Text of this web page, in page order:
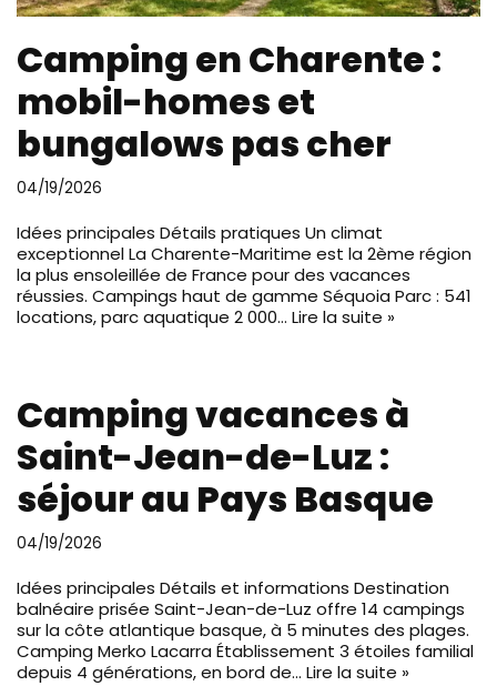
Camping en Charente :
mobil-homes et
bungalows pas cher
04/19/2026
Idées principales Détails pratiques Un climat
exceptionnel La Charente-Maritime est la 2ème région
la plus ensoleillée de France pour des vacances
réussies. Campings haut de gamme Séquoia Parc : 541
locations, parc aquatique 2 000… Lire la suite »
Camping vacances à
Saint-Jean-de-Luz :
séjour au Pays Basque
04/19/2026
Idées principales Détails et informations Destination
balnéaire prisée Saint-Jean-de-Luz offre 14 campings
sur la côte atlantique basque, à 5 minutes des plages.
Camping Merko Lacarra Établissement 3 étoiles familial
depuis 4 générations, en bord de… Lire la suite »